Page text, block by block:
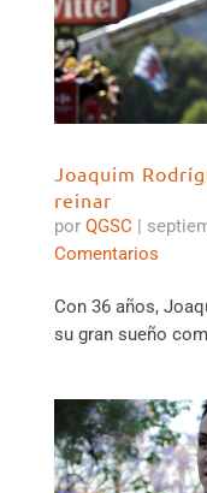
Joaquim
reinar
por QGSC
Comentarios
Con 36 años,
su gran sueño